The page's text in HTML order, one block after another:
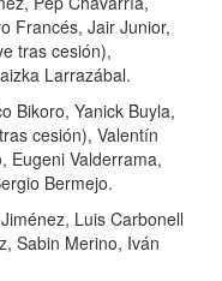
Francés, Jair Junior,
tras cesión),
Larrazábal.
Bikoro, Yanick Buyla,
cesión), Valentín
Eugeni Valderrama,
Bermejo.
Luis Carbonell
Sabin Merino, Iván